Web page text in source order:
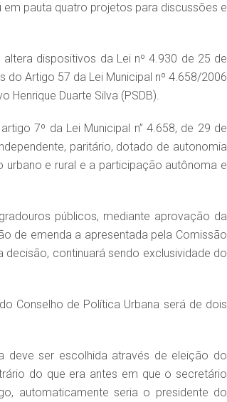
pauta quatro projetos para discussões e
dispositivos da Lei nº 4.930 de 25 de
do Artigo 57 da Lei Municipal nº 4.658/2006
Henrique Duarte Silva (PSDB).
7º da Lei Municipal n” 4.658, de 29 de
paritário, dotado de autonomia
urbano e rural e a participação autônoma e
públicos, mediante aprovação da
de emenda a apresentada pela Comissão
continuará sendo exclusividade do
Conselho de Política Urbana será de dois
deve ser escolhida através de eleição do
do que era antes em que o secretário
automaticamente seria o presidente do